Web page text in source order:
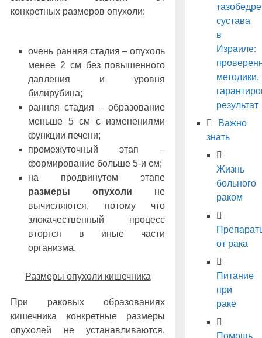
конкретных размеров опухоли:
очень ранняя стадия ‒ опухоль
менее 2 см без повышенного
давления и уровня
билирубина;
ранняя стадия ‒ образование
меньше 5 см с изменениями
функции печени;
промежуточный этап ‒
формирование больше 5-и см;
на продвинутом этапе
размеры опухоли не
вычисляются, потому что
злокачественный процесс
вторгся в иные части
организма.
Размеры опухоли кишечника
При раковых образованиях
кишечника конкретные размеры
опухолей не устанавливаются.
сустава
в
Израиле:
методики,
результат
Важно
знать
Жизнь
больного
раком
от рака
Питание
при
раке